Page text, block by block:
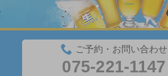
ご予約・お問い合わせ
075-221-1147